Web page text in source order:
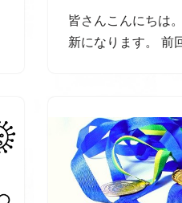
皆さんこんにちは
新になります。 前